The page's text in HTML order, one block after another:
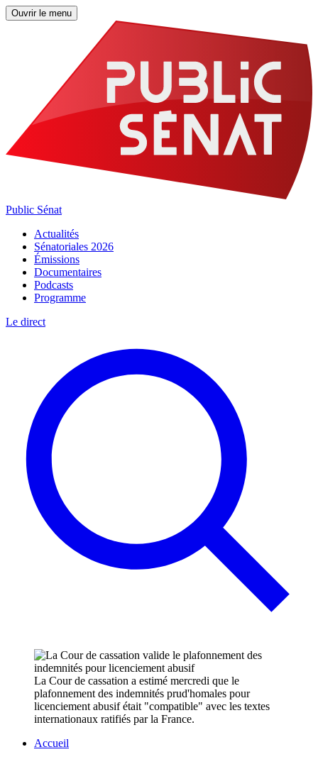
Ouvrir le menu
Public Sénat
Actualités
Sénatoriales 2026
Émissions
Documentaires
Podcasts
Programme
Le direct
La Cour de cassation a estimé mercredi que le
plafonnement des indemnités prud'homales pour
licenciement abusif était "compatible" avec les textes
internationaux ratifiés par la France.
Accueil